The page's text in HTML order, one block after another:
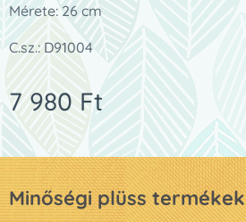
Mérete: 26 cm
C.sz.: D91004
7 980Ft
Minőségi plüss termékek